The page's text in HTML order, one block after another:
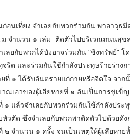
อนเที่ยง จำเลยกับพวกร่วมกัน พาอาวุ
จำนวน ๑ เล่ม ติดตัวไปบริเวณถนนสุข
ลยกับพวกได้บังอาจร่วมกัน “ชิงทรัพย์”
จริต และร่วมกันใช้กำลังประทุษร้ายร่า
ที่ ๑ ได้รับอันตรายแก่กายหรือจิตใจ จา
ณเอวของผู้เสียหายที่ ๑ อันเป็นการขู่เ
๑ แล้วจำเลยกับพวกร่วมกันใช้กำลังประ
หัวตัด ซึ่งจำเลยกับพวกพาติดตัวไปด้วย
จำนวน ๑ ครั้ง จนเป็นเหตุให้ผู้เสียหาย